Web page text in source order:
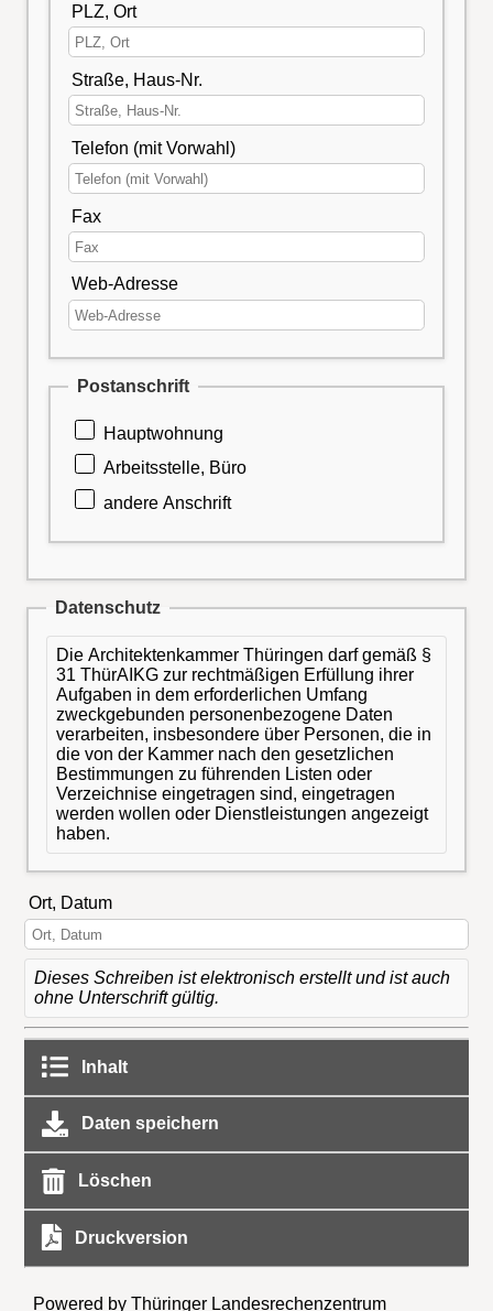
PLZ, Ort
Straße, Haus-Nr.
Telefon (mit Vorwahl)
Fax
Web-Adresse
Postanschrift
Hauptwohnung
Arbeitsstelle, Büro
andere Anschrift
Datenschutz
Die Architektenkammer Thüringen darf gemäß §
31 ThürAIKG zur rechtmäßigen Erfüllung ihrer
Aufgaben in dem erforderlichen Umfang
zweckgebunden personenbezogene Daten
verarbeiten, insbesondere über Personen, die in
die von der Kammer nach den gesetzlichen
Bestimmungen zu führenden Listen oder
Verzeichnise eingetragen sind, eingetragen
werden wollen oder Dienstleistungen angezeigt
haben.
Ort, Datum
Dieses Schreiben ist elektronisch erstellt und ist auch
ohne Unterschrift gültig.
Inhalt
Daten speichern
Löschen
Druckversion
Powered by Thüringer Landesrechenzentrum